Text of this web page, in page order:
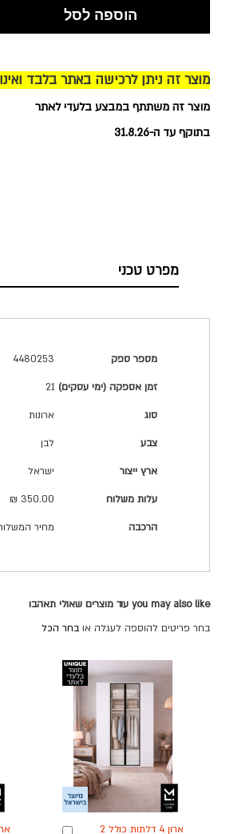
הוספה לסל
מוצר זה ניתן לרכישה באתר בלבד
מוצר זה משתתף במבצע בלעדי לאתר
בתוקף עד ה-31.8.26
מפרט טכני
מספר ספק 4480253
זמן אספקה (ימי עסקים) 21
סוג ארונות
צבע לבן
ארץ ייצור ישראל
עלות משלוח 350.00 ₪
הרכבה מחיר
you may also like עוד מוצרים שאולי תאהבו
בחר פריטים להוספה לעגלה או בחר הכל
ארון 4 דלתות כולל 2
הוספה